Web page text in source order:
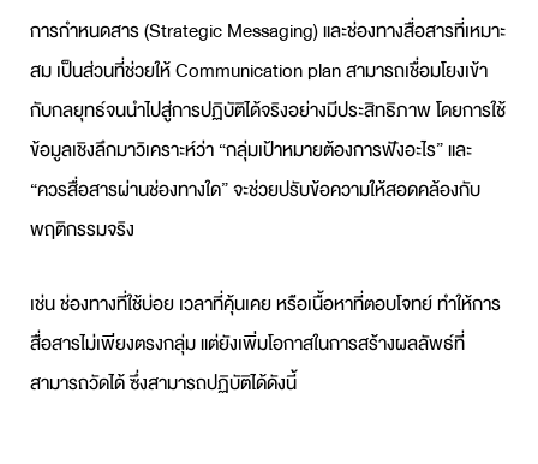
การกำหนดสาร (Strategic Messaging) และช่องทางสื่อสารที่เหมาะ
สม เป็นส่วนที่ช่วยให้Communication planสามารถเชื่อมโยงเข้า
กับกลยุทธ์จนนำไปสู่การปฏิบัติได้จริงอย่างมีประสิทธิภาพ โดยการใช้
ข้อมูลเชิงลึกมาวิเคราะห์ว่า “กลุ่มเป้าหมายต้องการฟังอะไร” และ
“ควรสื่อสารผ่านช่องทางใด” จะช่วยปรับข้อความให้สอดคล้องกับ
พฤติกรรมจริง
เช่น ช่องทางที่ใช้บ่อย เวลาที่คุ้นเคย หรือเนื้อหาที่ตอบโจทย์ ทำให้การ
สื่อสารไม่เพียงตรงกลุ่ม แต่ยังเพิ่มโอกาสในการสร้างผลลัพธ์ที่
สามารถวัดได้ ซึ่งสามารถปฏิบัติได้ดังนี้